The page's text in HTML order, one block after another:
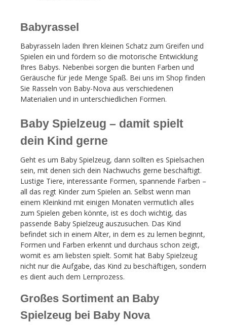
Babyrassel
Babyrasseln laden Ihren kleinen Schatz zum Greifen und
Spielen ein und fördern so die motorische Entwicklung
Ihres Babys. Nebenbei sorgen die bunten Farben und
Geräusche für jede Menge Spaß. Bei uns im Shop finden
Sie Rasseln von Baby-Nova aus verschiedenen
Materialien und in unterschiedlichen Formen.
Baby Spielzeug – damit spielt
dein Kind gerne
Geht es um Baby Spielzeug, dann sollten es Spielsachen
sein, mit denen sich dein Nachwuchs gerne beschäftigt.
Lustige Tiere, interessante Formen, spannende Farben –
all das regt Kinder zum Spielen an. Selbst wenn man
einem Kleinkind mit einigen Monaten vermutlich alles
zum Spielen geben könnte, ist es doch wichtig, das
passende Baby Spielzeug auszusuchen. Das Kind
befindet sich in einem Alter, in dem es zu lernen beginnt,
Formen und Farben erkennt und durchaus schon zeigt,
womit es am liebsten spielt. Somit hat Baby Spielzeug
nicht nur die Aufgabe, das Kind zu beschäftigen, sondern
es dient auch dem Lernprozess.
Großes Sortiment an Baby
Spielzeug bei Baby Nova